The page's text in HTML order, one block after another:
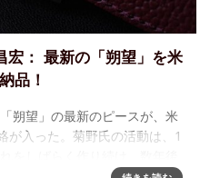
： 最新の「朔望」を米
品！
朔望」の最新のピースが、米
が入った。菊野氏の活動は、1